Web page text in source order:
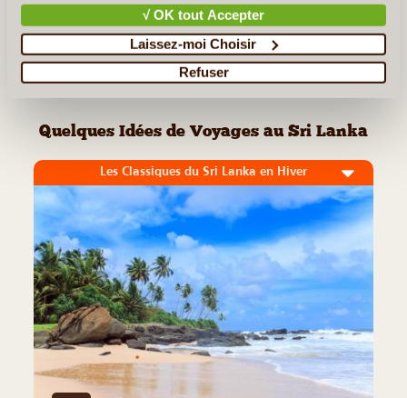
√ OK tout Accepter
Laissez-moi Choisir
Refuser
Jardin botanique de Peradeniya
<< Retour aux Incontournables du Sri Lanka
Quelques Idées de Voyages au Sri Lanka
Les Classiques du Sri Lanka en Hiver